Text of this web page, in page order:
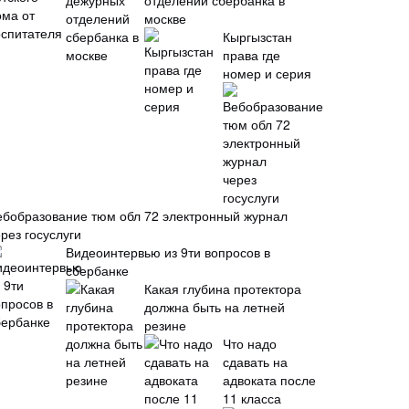
москве
Кыргызстан
права где
номер и серия
тюм обл 72 электронный журнал
госуслуги
Видеоинтервью из 9ти вопросов в
сбербанке
Какая глубина протектора
должна быть на летней
резине
Что надо
сдавать на
адвоката после
11 класса